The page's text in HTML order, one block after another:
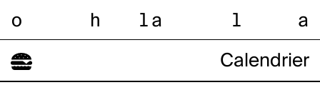
o h l a l a
Calendrier